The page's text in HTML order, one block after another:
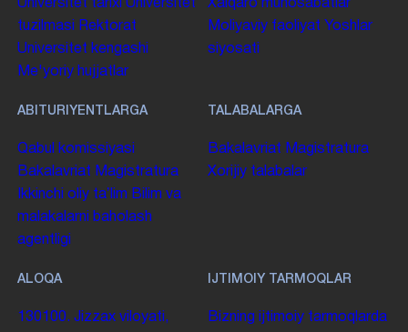
Universitet tarixi Universitet
tuzilmasi
Rektorat
Universitet kengashi
Me'yoriy hujjatlar
Xalqaro munosabatlar
Moliyaviy faoliyat Yoshlar
siyosati
ABITURIYENTLARGA
Qabul komissiyasi
Bakalavriat Magistratura
Ikkinchi oliy taʼlim Bilim va
malakalarni baholash
agentligi
TALABALARGA
Bakalavriat Magistratura
Xorijiy talabalar
ALOQA
130100. Jizzax viloyati,
IJTIMOIY TARMOQLAR
Bizning ijtimoiy tarmoqlarda